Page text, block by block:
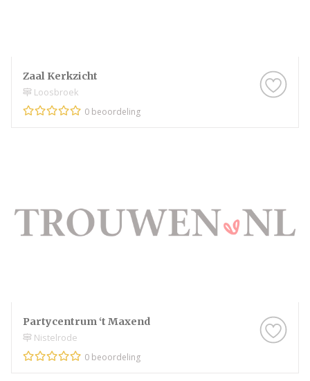
Zaal Kerkzicht
Loosbroek
0 beoordeling
Partycentrum ‘t Maxend
Nistelrode
0 beoordeling